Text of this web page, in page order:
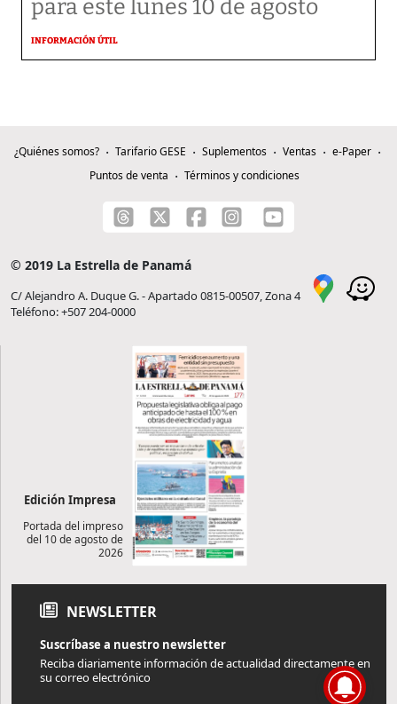
para este lunes 10 de agosto
INFORMACIÓN ÚTIL
¿Quiénes somos? Tarifario GESE Suplementos Ventas
e-Paper
Puntos de venta
Términos y condiciones
© 2019 La Estrella de Panamá
C/ Alejandro A. Duque G. - Apartado 0815-00507, Zona 4
Teléfono: +507 204-0000
Edición Impresa
Portada del impreso
del 10 de agosto de
2026
NEWSLETTER
Suscríbase a nuestro newsletter
Reciba diariamente información de actualidad directamente en
su correo electrónico